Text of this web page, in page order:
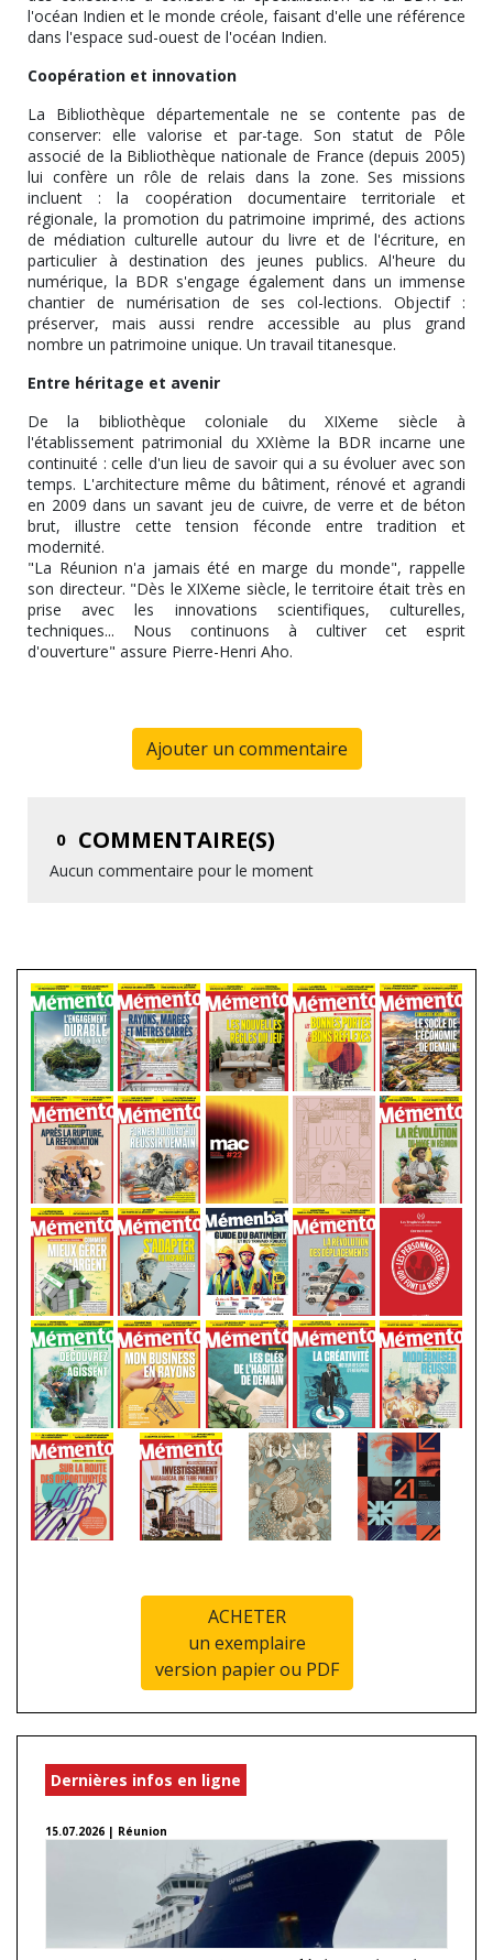
l'océan Indien et le monde créole, faisant d'elle une référence
dans l'espace sud-ouest de l'océan Indien.
Coopération et innovation
La Bibliothèque départementale ne se contente pas de
conserver: elle valorise et par-tage. Son statut de Pôle
associé de la Bibliothèque nationale de France (depuis 2005)
lui confère un rôle de relais dans la zone. Ses missions
incluent : la coopération documentaire territoriale et
régionale, la promotion du patrimoine imprimé, des actions
de médiation culturelle autour du livre et de l'écriture, en
particulier à destination des jeunes publics. Al'heure du
numérique, la BDR s'engage également dans un immense
chantier de numérisation de ses col-lections. Objectif :
préserver, mais aussi rendre accessible au plus grand
nombre un patrimoine unique. Un travail titanesque.
Entre héritage et avenir
De la bibliothèque coloniale du XIXeme siècle à
l'établissement patrimonial du XXIème la BDR incarne une
continuité : celle d'un lieu de savoir qui a su évoluer avec son
temps. L'architecture même du bâtiment, rénové et agrandi
en 2009 dans un savant jeu de cuivre, de verre et de béton
brut, illustre cette tension féconde entre tradition et
modernité.
"La Réunion n'a jamais été en marge du monde", rappelle
son directeur. "Dès le XIXeme siècle, le territoire était très en
prise avec les innovations scientifiques, culturelles,
techniques... Nous continuons à cultiver cet esprit
d'ouverture" assure Pierre-Henri Aho.
Ajouter un commentaire
0 COMMENTAIRE(S)
Aucun commentaire pour le moment
ACHETER
un exemplaire
version papier ou PDF
Dernières infos en ligne
15.07.2026 | Réunion